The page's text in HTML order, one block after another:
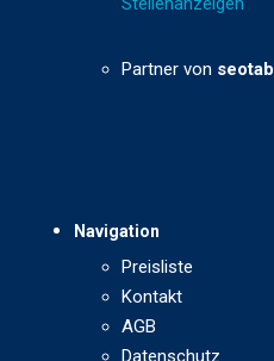
Partner von seotab
Navigation
Preisliste
Kontakt
AGB
Datenschutz